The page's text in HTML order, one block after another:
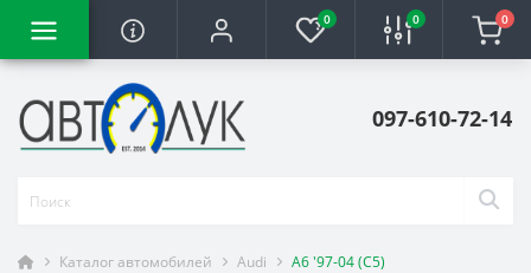
0 0 0
097-610-72-14
Каталог автомобилей Audi A6 '97-04 (C5)